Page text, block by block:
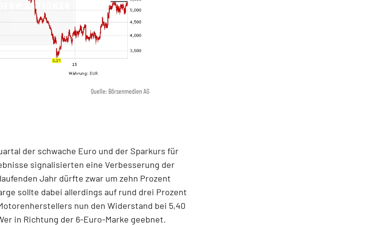
Quelle: Börsenmedien AG
der schwache Euro und der Sparkurs für
signalisierten eine Verbesserung der
Jahr dürfte zwar um zehn Prozent
sollte dabei allerdings auf rund drei Prozent
nun den Widerstand bei 5,40
in Richtung der 6-Euro-Marke geebnet.